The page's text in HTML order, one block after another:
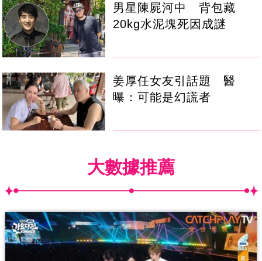
男星陳屍河中 背包藏
20kg水泥塊死因成謎
姜厚任女友引話題 醫
曝：可能是幻謊者
大數據推薦